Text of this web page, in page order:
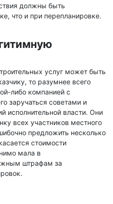
должны быть
что и при перепланировке.
услуг может быть
то разумнее всего
либо компанией с
заручаться советами и
исполнительной власти. Они
всех участников местного
предложить несколько
стоимости
мала в
штрафам за